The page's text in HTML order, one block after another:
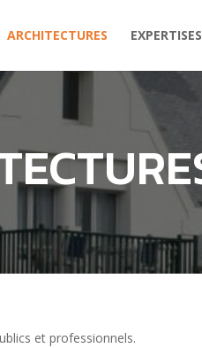
ARCHITECTURES EXPERTISES
et professionnels.